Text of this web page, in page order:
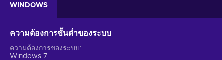
WINDOWS
ความต้องการขั้นต่ำของระบบ
ความต้องการของระบบ
Windows 7